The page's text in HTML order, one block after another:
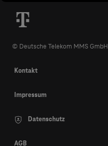
© Deutsche Telekom MMS GmbH
Kontakt
Impressum
Datenschutz
AGB